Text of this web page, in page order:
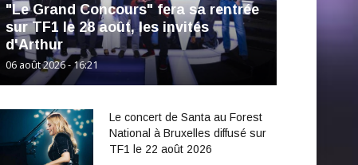
"Le Grand Concours" fera sa rentrée
sur TF1 le 28 août, les invités
d'Arthur
06 août 2026 - 16:21
Le concert de Santa au Forest
National à Bruxelles diffusé sur
TF1 le 22 août 2026